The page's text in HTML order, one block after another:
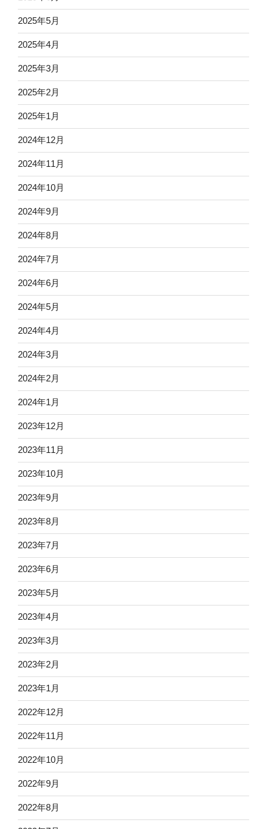
2025年5月
2025年4月
2025年3月
2025年2月
2025年1月
2024年12月
2024年11月
2024年10月
2024年9月
2024年8月
2024年7月
2024年6月
2024年5月
2024年4月
2024年3月
2024年2月
2024年1月
2023年12月
2023年11月
2023年10月
2023年9月
2023年8月
2023年7月
2023年6月
2023年5月
2023年4月
2023年3月
2023年2月
2023年1月
2022年12月
2022年11月
2022年10月
2022年9月
2022年8月